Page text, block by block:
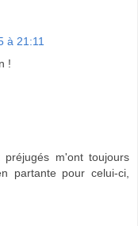
à 21:11
!
m'ont toujours
partante pour celui-ci,